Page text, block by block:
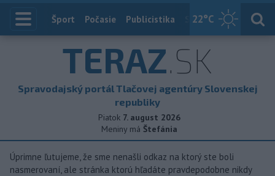
22°C
Index
Šport Počasie Publicistika Slovensko
TERAZ.SK
Spravodajský portál Tlačovej agentúry Slovenskej
republiky
Piatok 7. august 2026
Meniny má Štefánia
Úprimne ľutujeme, že sme nenašli odkaz na ktorý ste boli
nasmerovaní, ale stránka ktorú hľadáte pravdepodobne nikdy